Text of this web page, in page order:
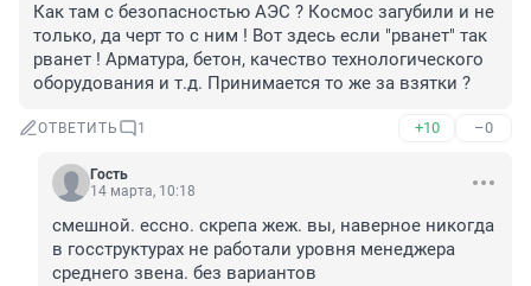
Как там с безопасностью АЭС ? Космос загубили и не
только, да черт то с ним ! Вот здесь если "рванет" так
рванет ! Арматура, бетон, качество технологического
оборудования и т.д. Принимается то же за взятки ?
ОТВЕТИТЬ 1 +10 –0
Гость
14 марта, 10:18
смешной. ессно. скрепа жеж. вы, наверное никогда
в госструктурах не работали уровня менеджера
среднего звена. без вариантов